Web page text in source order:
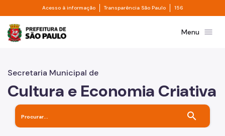
Pular para o Conteúdo principal
Acesso à informação Divisor de acesso à informação
Transparência São Paulo Divisor de
156
Prefeitura de São PauloMenu menu
Secretaria Municipal de
Cultura e Economia Criativa
search